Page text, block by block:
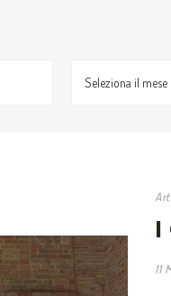
Search By Date
I
11